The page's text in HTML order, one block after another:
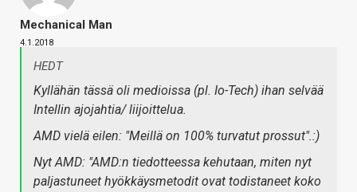
Mechanical Man
4.1.2018
HEDT
Kyllähän tässä oli medioissa (pl. Io-Tech) ihan selvää
Intellin ajojahtia/ liijoittelua.
AMD vielä eilen: "Meillä on 100% turvatut prossut".:)
Nyt AMD: "AMD:n tiedotteessa kehutaan, miten nyt
paljastuneet hyökkäysmetodit ovat todistaneet koko